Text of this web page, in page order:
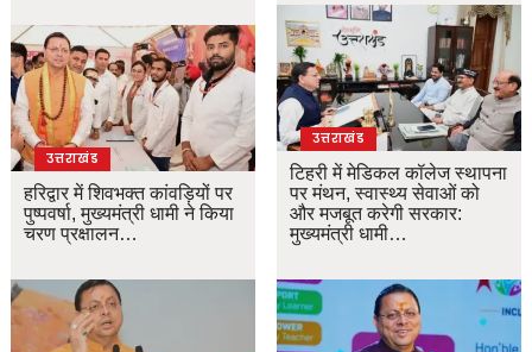
उत्तराखंड
हरिद्वार में शिवभक्त कांवड़ियों पर
पुष्पवर्षा, मुख्यमंत्री धामी ने किया
चरण प्रक्षालन…
उत्तराखंड
टिहरी में मेडिकल कॉलेज स्थापना
पर मंथन, स्वास्थ्य सेवाओं को
और मजबूत करेगी सरकार:
मुख्यमंत्री धामी…